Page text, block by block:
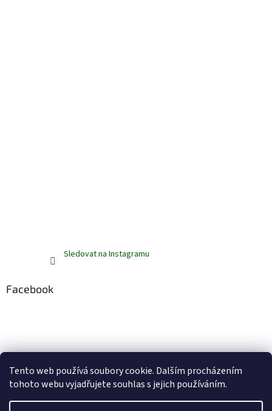
Tento web používá soubory cookie. Dalším procházením
tohoto webu vyjadřujete souhlas s jejich používáním.
Sledovat na Instagramu
Facebook